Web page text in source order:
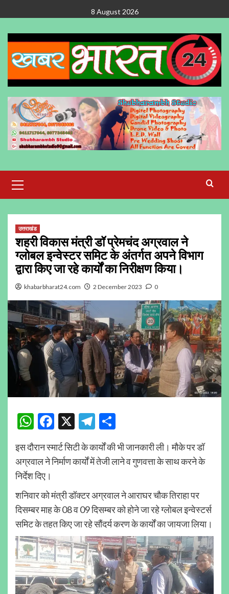
to
content
8 August 2026
Menu
उत्तराखंड
शहरी विकास मंत्री डॉ प्रेमचंद अग्रवाल ने
ग्लोबल इन्वेस्टर समिट के अंतर्गत अपने विभाग
द्वारा किए जा रहे कार्यों का निरीक्षण किया।
khabarbharat24.com 2 December 2023 0
WhatsApp
Facebook
X Telegram
इस दौरान स्मार्ट सिटी के कार्यों की भी जानकारी ली। मौके पर डॉ
अग्रवाल ने निर्माण कार्यों में तेजी लाने व गुणवत्ता के साथ करने के
निर्देश दिए।
शनिवार को मंत्री डॉक्टर अग्रवाल ने आराघर चौक तिराहा पर
दिसम्बर माह के 08 व 09 दिसम्बर को होने जा रहे ग्लोबल इन्वेस्टर्स
समिट के तहत किए जा रहे सौंदर्य करण के कार्यों का जायजा लिया।